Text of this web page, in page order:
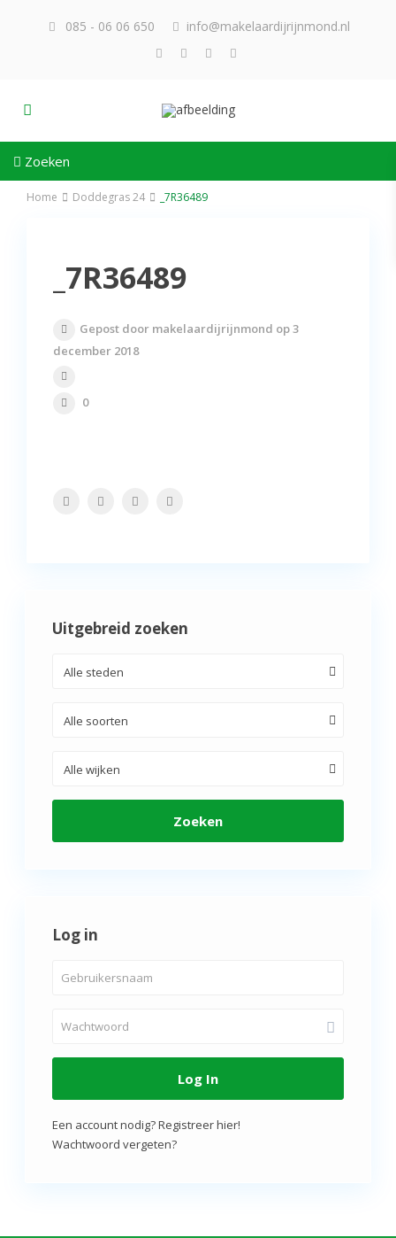
085 - 06 06 650 info@makelaardijrijnmond.nl
Zoeken
Home Doddegras 24 _7R36489
_7R36489
Gepost door makelaardijrijnmond op 3
december 2018
0
Uitgebreid zoeken
Alle steden
Alle soorten
Alle wijken
Zoeken
Log in
Log In
Een account nodig? Registreer hier!
Wachtwoord vergeten?